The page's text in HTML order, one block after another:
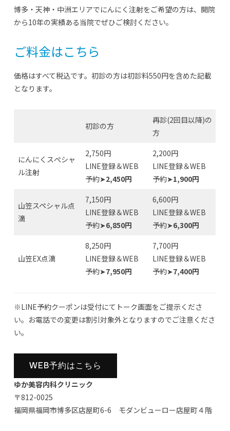
博多・天神・中洲エリアでにんにく注射をご希望の方は、開院
から10年の実績ある当院でぜひご検討ください。
ご料金はこちら
価格はすべて税込です。初診の方は初診料550円を含めた記載
となります。
初診の方
再診(2回目以降)の
方
にんにくスぺシャ
ル注射
2,750円
LINE登録＆WEB
予約➤2,450円
2,200円
LINE登録＆WEB
予約➤1,900円
山笠スペシャル点
滴
7,150円
LINE登録＆WEB
予約➤6,850円
6,600円
LINE登録＆WEB
予約➤6,300円
山笠EX点滴
8,250円
LINE登録＆WEB
予約➤7,950円
7,700円
LINE登録＆WEB
予約➤7,400円
※LINE予約クーポンは受付にてトーク画面をご提示くださ
い。お電話での変更は割引対象外となりますのでご注意くださ
い。
WEB予約はこちら
ゆか美容内科クリニック
〒812-0025
福岡県福岡市博多区店屋町6-6 モダンビューロー店屋町４階